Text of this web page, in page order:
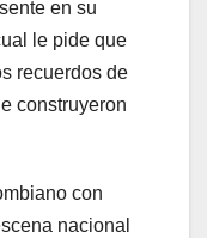
en su
le pide que
recuerdos de
construyeron
con
nacional